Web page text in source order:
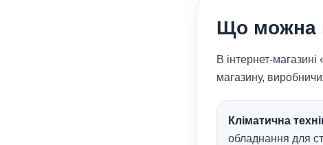
Що можна
В інтернет-
магазину,
Кліматична
обладнання для